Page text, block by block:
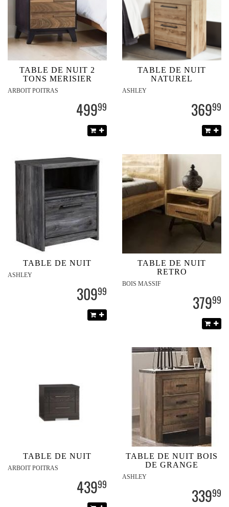
TABLE DE NUIT 2
TONS MERISIER
ARBOIT POITRAS
49999
TABLE DE NUIT
NATUREL
ASHLEY
36999
TABLE DE NUIT
ASHLEY
30999
TABLE DE NUIT
RETRO
BOIS MASSIF
37999
TABLE DE NUIT
ARBOIT POITRAS
43999
TABLE DE NUIT BOIS
DE GRANGE
ASHLEY
33999